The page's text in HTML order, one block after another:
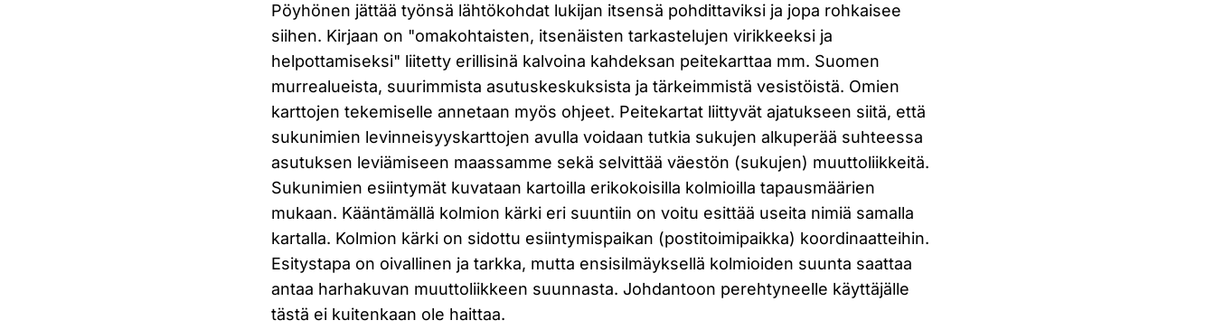
Pöyhönen jättää työnsä lähtökohdat lukijan itsensä pohdittaviksi ja jopa rohkaisee
siihen. Kirjaan on "omakohtaisten, itsenäisten tarkastelujen virikkeeksi ja
helpottamiseksi" liitetty erillisinä kalvoina kahdeksan peitekarttaa mm. Suomen
murrealueista, suurimmista asutuskeskuksista ja tärkeimmistä vesistöistä. Omien
karttojen tekemiselle annetaan myös ohjeet. Peitekartat liittyvät ajatukseen siitä, että
sukunimien levinneisyyskarttojen avulla voidaan tutkia sukujen alkuperää suhteessa
asutuksen leviämiseen maassamme sekä selvittää väestön (sukujen) muuttoliikkeitä.
Sukunimien esiintymät kuvataan kartoilla erikokoisilla kolmioilla tapausmäärien
mukaan. Kääntämällä kolmion kärki eri suuntiin on voitu esittää useita nimiä samalla
kartalla. Kolmion kärki on sidottu esiintymispaikan (postitoimipaikka) koordinaatteihin.
Esitystapa on oivallinen ja tarkka, mutta ensisilmäyksellä kolmioiden suunta saattaa
antaa harhakuvan muuttoliikkeen suunnasta. Johdantoon perehtyneelle käyttäjälle
tästä ei kuitenkaan ole haittaa.